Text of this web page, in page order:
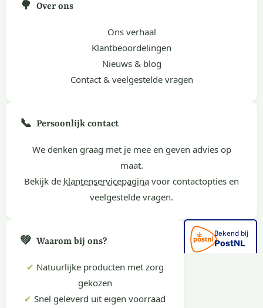
🌳 Over ons
Ons verhaal
Klantbeoordelingen
Nieuws & blog
Contact & veelgestelde vragen
📞 Persoonlijk contact
We denken graag met je mee en geven advies op
maat.
Bekijk de klantenservicepagina voor contactopties en
veelgestelde vragen.
💚 Waarom bij ons?
✔ Natuurlijke producten met zorg
gekozen
✔ Snel geleverd uit eigen voorraad